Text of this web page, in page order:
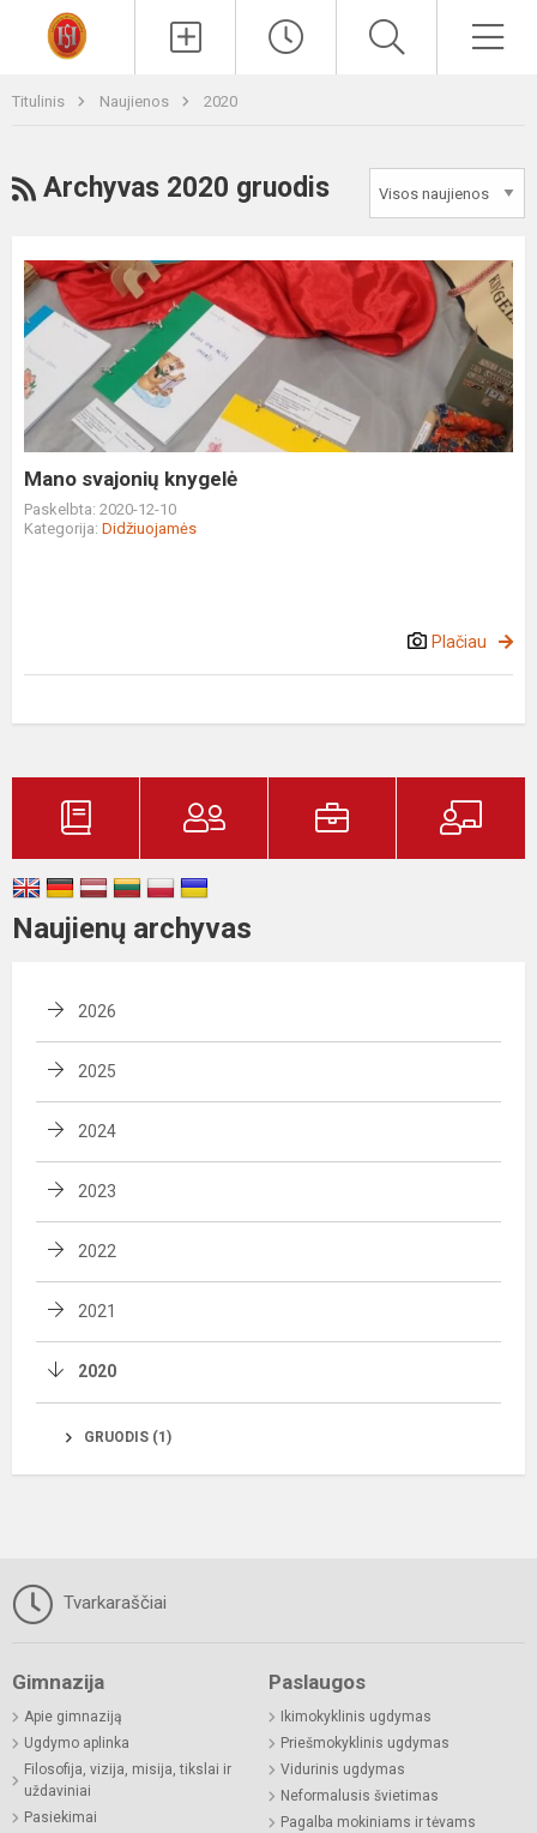
Titulinis Naujienos 2020
RSS
Archyvas 2020 gruodis
Mano
svajonių
knygelė
Mano svajonių knygelė
Paskelbta: 2020-12-10
Kategorija: Didžiuojamės
Plačiau
Naujienų archyvas
2026
2025
2024
2023
2022
2021
2020
GRUODIS (1)
Tvarkaraščiai
Gimnazija
Apie gimnaziją
Ugdymo aplinka
Filosofija, vizija, misija, tikslai ir
uždaviniai
Pasiekimai
Paslaugos
Ikimokyklinis ugdymas
Priešmokyklinis ugdymas
Vidurinis ugdymas
Neformalusis švietimas
Pagalba mokiniams ir tėvams